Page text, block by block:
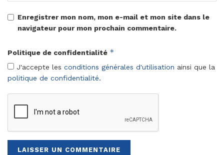
Enregistrer mon nom, mon e-mail et mon site dans le
navigateur pour mon prochain commentaire.
Politique de confidentialité *
J'accepte les conditions générales d'utilisation ainsi que la
politique de confidentialité.